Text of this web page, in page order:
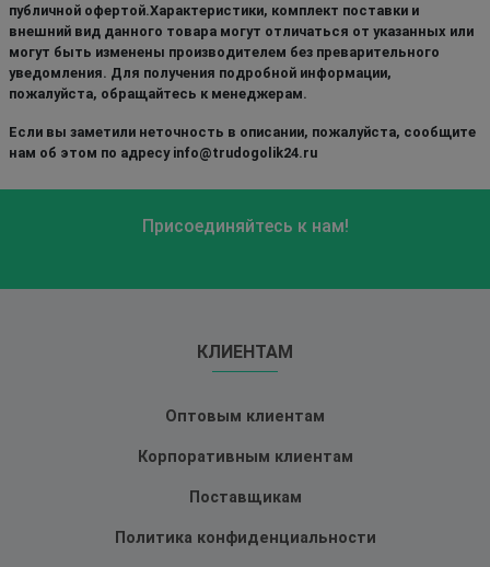
публичной офертой.Характеристики, комплект поставки и
внешний вид данного товара могут отличаться от указанных или
могут быть изменены производителем без преварительного
уведомления. Для получения подробной информации,
пожалуйста, обращайтесь к менеджерам.
Если вы заметили неточность в описании, пожалуйста, сообщите
нам об этом по адресу info@trudogolik24.ru
Присоединяйтесь к нам!
КЛИЕНТАМ
Оптовым клиентам
Корпоративным клиентам
Поставщикам
Политика конфиденциальности